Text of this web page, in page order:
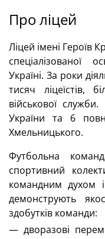
Про ліцей
Ліцей імені Героїв
спеціалізованої
Україні. За роки
тисяч ліцеїстів,
військової
України та 6
Хмельницького.
Футбольна
спортивний
командним духом
демонструють
здобутків команди:
— дворазові